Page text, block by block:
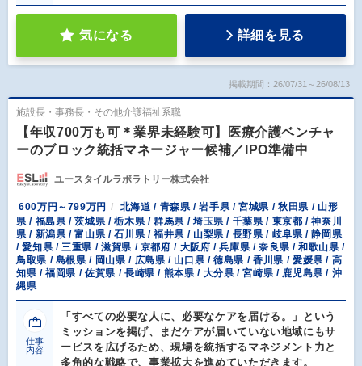
気になる 詳細を見る
掲載期間：26/07/31～26/08/13
施設長・事務長・その他介護福祉系職
【年収700万も可＊業界未経験可】医療介護ベンチャ
ーのブロック統括マネージャー候補／IPO準備中
ユースタイルラボラトリー株式会社
600万円～799万円
北海道 / 青森県 / 岩手県 / 宮城県 / 秋田県 / 山形
県 / 福島県 / 茨城県 / 栃木県 / 群馬県 / 埼玉県 / 千葉県 / 東京都 / 神奈川
県 / 新潟県 / 富山県 / 石川県 / 福井県 / 山梨県 / 長野県 / 岐阜県 / 静岡県
/ 愛知県 / 三重県 / 滋賀県 / 京都府 / 大阪府 / 兵庫県 / 奈良県 / 和歌山県 /
鳥取県 / 島根県 / 岡山県 / 広島県 / 山口県 / 徳島県 / 香川県 / 愛媛県 / 高
知県 / 福岡県 / 佐賀県 / 長崎県 / 熊本県 / 大分県 / 宮崎県 / 鹿児島県 / 沖
縄県
仕事
内容
「すべての必要な人に、必要なケアを届ける。」という
ミッションを掲げ、まだケアが届いていない地域にもサ
ービスを広げるため、現場を統括するマネジメント力と
多角的な戦略で、事業拡大を進めていただきます。